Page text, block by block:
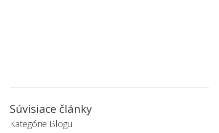
Súvisiace články
Kategórie Blogu